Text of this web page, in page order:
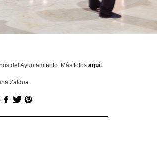
del Ayuntamiento. Más fotos aquí.
Zaldua.